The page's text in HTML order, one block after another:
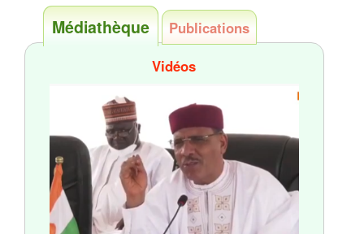
Médiathèque
Publications
Vidéos